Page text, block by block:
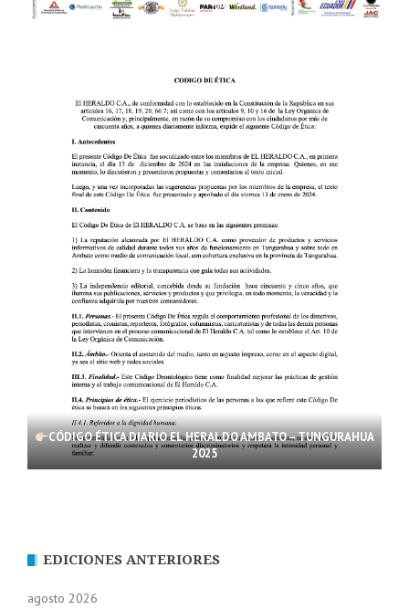
CÓDIGO ÉTICA DIARIO EL HERALDO AMBATO – TUNGURAHUA
2025
EDICIONES ANTERIORES
agosto 2026